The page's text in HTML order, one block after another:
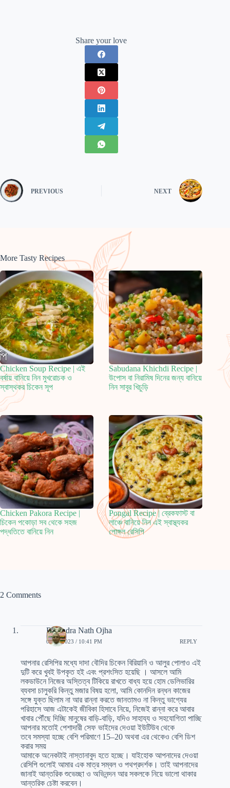
Share your love
PREVIOUS NEXT
More Tasty Recipes
Chicken Soup Recipe | এই
বর্ষায় বানিয়ে নিন মুখরোচক ও
স্বাস্থকর চিকেন সূপ
Sabudana Khichdi Recipe |
উপোস বা নিরামিষ দিনের জন্য বানিয়ে
নিন সাবুর খিচুড়ি
Chicken Pakora Recipe |
চিকেন পকোড়া সব থেকে সহজ
পদ্ধতিতে বানিয়ে নিন
Pongal Recipe | ব্রেকফাস্ট বা
লাঞ্চে বানিয়ে নিন এই স্বাস্থ্যকর
পোঙ্গল রেসিপি
2 Comments
Rabindra Nath Ojha
03/18/2023 / 10:41 PM REPLY
আপনার রেসিপির মধ্যে দাদা বৌদির চিকেন বিরিয়ানি ও আলুর পোলাও এই
দুটি করে খুবই উপকৃত হই এবং প্রশংসিত হয়েছি । আসলে আমি
লকডাউনে নিজের অস্তিত্ব টিকিয়ে রাখতে বাধ্য হয়ে হোম ডেলিভারির
ব্যবসা চালুকরি কিন্তু মজার বিষয় হলো, আমি কোনদিন রন্ধন কাজের
সঙ্গে যুক্ত ছিলাম না আর রান্না করতে জানতামও না কিন্তু ভাগ্যের
পরিহাসে আজ এটাকেই জীবিকা হিসাবে নিয়ে, নিজেই রান্না করে আবার
খাবার পৌঁছে দিচ্ছি মানুষের বাড়ি-বাড়ি, যদিও সাহায্য ও সহযোগিতা পাচ্ছি
আপনার মতোই পেশাদারী সেফ ভাইদের দেওয়া ইউটিউব থেকে
তবে সমস্যা হচ্ছে বেশি পরিমাণে 15–20 অথবা এর থেকেও বেশি ডিশ
করার সময়
আমাকে অনেকটাই নাস্তানাবুদ হতে হচ্ছে। যাইহোক আপনাদের দেওয়া
রেসিপি গুলোই আমার এক মাত্র সম্বল ও পথপ্রদর্শক। তাই আপনাদের
জানাই আন্তরিক শুভেচ্ছা ও অভিনন্দন আর সকলকে নিয়ে ভালো থাকার
আন্তরিক চেষ্টা করবেন।